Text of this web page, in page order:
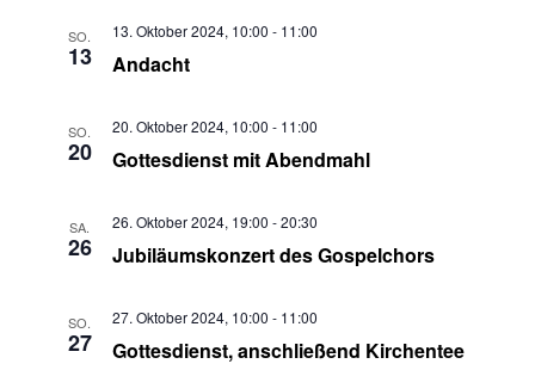
SO.
13 Andacht
13. Oktober 2024, 10:00 - 11:00
SO.
20 Gottesdienst mit Abendmahl
20. Oktober 2024, 10:00 - 11:00
SA.
26 Jubiläumskonzert des Gospelchors
26. Oktober 2024, 19:00 -20:30
SO.
27 Gottesdienst, anschließend Kirchentee
27. Oktober 2024, 10:00 - 11:00